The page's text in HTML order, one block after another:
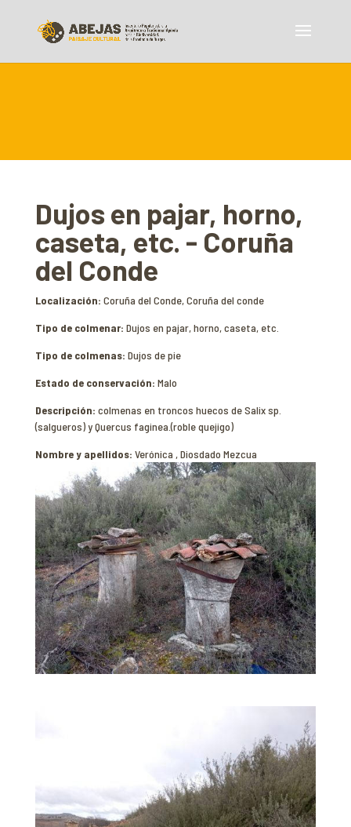
Dujos en pajar, horno,
caseta, etc. - Coruña
del Conde
Localización: Coruña del Conde, Coruña del conde
Tipo de colmenar: Dujos en pajar, horno, caseta, etc.
Tipo de colmenas: Dujos de pie
Estado de conservación: Malo
Descripción: colmenas en troncos huecos de Salix sp.
(salgueros) y Quercus faginea.(roble quejigo)
Nombre y apellidos: Verónica , Diosdado Mezcua